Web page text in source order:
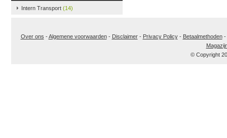
Intern Transport (14)
Over ons -Algemene voorwaarden- Disclaimer- Privacy Policy- Betaalmethoden-
© Copyright